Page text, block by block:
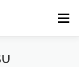
メニュー